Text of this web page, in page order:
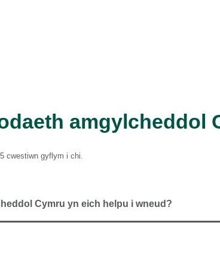
amgylcheddol
cwestiwn gyflym i chi.
Cymru yn eich helpu i wneud?